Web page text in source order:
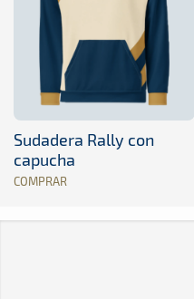
Sudadera Rally con
capucha
COMPRAR